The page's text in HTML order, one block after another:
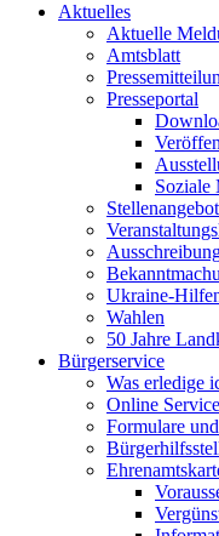
Aktuelles
Aktuelle
Amtsblatt
Presseportal
Soziale
Ukraine-
Wahlen
50 Jahre
Bürgerservice
Was erledige
Online Service
Formulare